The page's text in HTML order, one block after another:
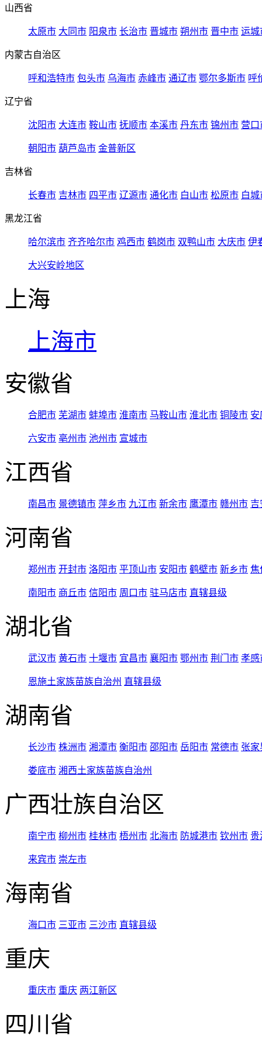
山西省
太原市 大同市 阳泉市 长治市 晋城市 朔州市 晋中市 运城
内蒙古自治区
呼和浩特市 包头市 乌海市 赤峰市 通辽市 鄂尔多斯市 呼
辽宁省
沈阳市 大连市 鞍山市 抚顺市 本溪市 丹东市 锦州市 营口
朝阳市 葫芦岛市 金普新区
吉林省
长春市 吉林市 四平市 辽源市 通化市 白山市 松原市 白城
黑龙江省
哈尔滨市 齐齐哈尔市 鸡西市 鹤岗市 双鸭山市 大庆市 伊
大兴安岭地区
上海
上海市
安徽省
合肥市 芜湖市 蚌埠市 淮南市 马鞍山市 淮北市 铜陵市 安
六安市 亳州市 池州市 宣城市
江西省
南昌市 景德镇市 萍乡市 九江市 新余市 鹰潭市 赣州市 吉
河南省
郑州市 开封市 洛阳市 平顶山市 安阳市 鹤壁市 新乡市 焦
南阳市 商丘市 信阳市 周口市 驻马店市 直辖县级
湖北省
武汉市 黄石市 十堰市 宜昌市 襄阳市 鄂州市 荆门市 孝感
恩施土家族苗族自治州 直辖县级
湖南省
长沙市 株洲市 湘潭市 衡阳市 邵阳市 岳阳市 常德市 张家
娄底市 湘西土家族苗族自治州
广西壮族自治区
南宁市 柳州市 桂林市 梧州市 北海市 防城港市 钦州市 贵
来宾市 崇左市
海南省
海口市 三亚市 三沙市 直辖县级
重庆
重庆市 重庆 两江新区
四川省